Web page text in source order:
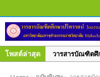
โพสต์ล่าสุด
วารสารบัณฑิตศึ